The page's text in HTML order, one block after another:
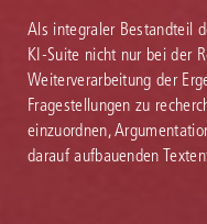
Als integraler Bestandteil
KI-Suite nicht nur bei der
Weiterverarbeitung der
Fragestellungen zu
einzuordnen,
darauf aufbauenden